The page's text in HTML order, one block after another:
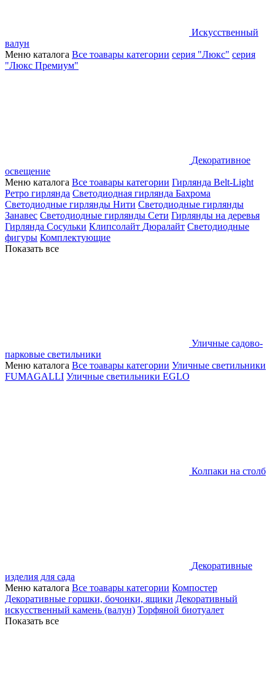
Искусственный
валун
Меню каталога Все тоавары категории серия "Люкс" серия
"Люкс Премиум"
Декоративное
освещение
Меню каталога Все тоавары категории Гирлянда Belt-Light
Ретро гирлянда Светодиодная гирлянда Бахрома
Светодиодные гирлянды Нити Светодиодные гирлянды
Занавес Светодиодные гирлянды Сети Гирлянды на деревья
Гирлянда Сосульки Клипсолайт Дюралайт Светодиодные
фигуры Комплектующие
Показать все
Уличные садово-
парковые светильники
Меню каталога Все тоавары категории Уличные светильники
FUMAGALLI Уличные светильники EGLO
Колпаки на столб
Декоративные
изделия для сада
Меню каталога Все тоавары категории Компостер
Декоративные горшки, бочонки, ящики Декоративный
искусственный камень (валун) Торфяной биотуалет
Показать все